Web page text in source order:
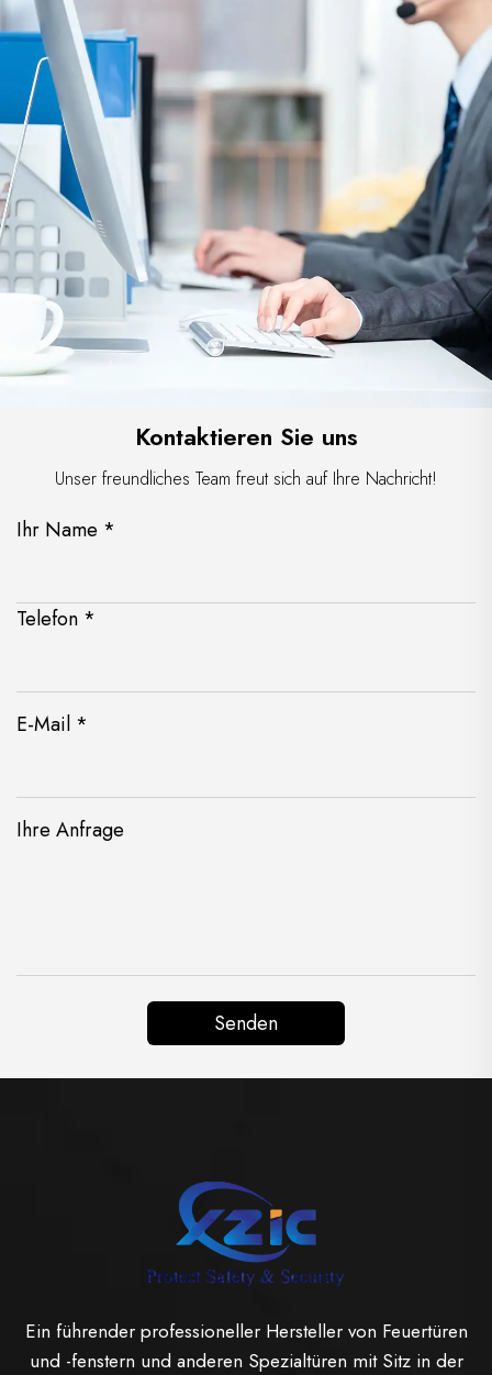
Kontaktieren Sie uns
Unser freundliches Team freut sich auf Ihre Nachricht!
Ihr Name *
Telefon *
E-Mail *
Ihre Anfrage
Senden
Ein führender professioneller Hersteller von Feuertüren
und -fenstern und anderen Spezialtüren mit Sitz in der